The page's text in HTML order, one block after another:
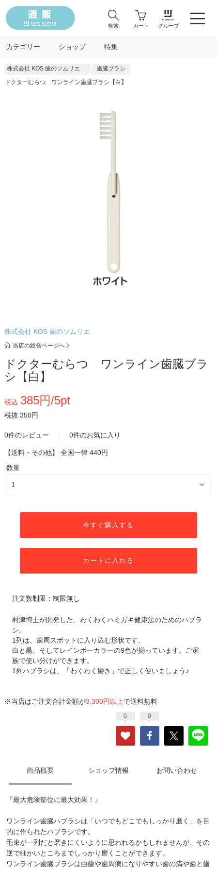
検索 カート グループ
カテゴリー ショップ 特集
株式会社 KOS 歯のソムリエ
歯臓ブラシ
ドクターむらつ ワンライン歯臓ブラシ【白】
株式会社 KOS 歯のソムリエ
当店の総合ページへ
ドクターむらつ ワンライン歯臓ブラ
シ【白】
税込 385円/5pt
税抜 350円
0件のレビュー 0件のお気に入り
【送料・その他】 全国一律 440円
数量
今すぐ購入する
カートに入れる
注文数制限：制限無し
村津博士が開発した、わくわくハミガキ健康法のためのハブラ
シ。
1列は、歯周スポットに入り込む形状です。
白と黒、そしてレインボーカラーの9色が揃っています。ご家
族で使い分けができます。
1列ハブラシは、「わくわく磨き」で正しく使いましょう♪
※当店はご注文合計金額が3,300円以上で送料無料
0 0
商品概要 ショップ情報 お問い合わせ
『最大危険部位に最大効果！』
ワンライン歯臓ハブラシは「いつでもどこでもしっかり磨く」を目
的に作られたハブラシです。
毛束が一列だと磨きにくいように思われるかもしれませんが、その
逆で細かいところまでしっかり磨くことができます。
ワンライン歯臓ブラシは虫歯や歯周病になりやすい歯の溝や歯と歯